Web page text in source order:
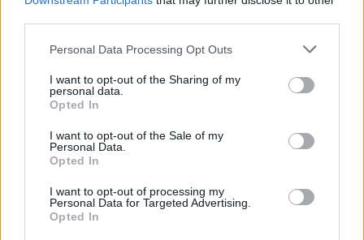
Please note that this website/app uses one or more Google
not limited to your visit or usage behaviour. You may click to
grant or deny consent to Google and its third-party tags to
use your data for below specified purposes in below Google
consent section.
Personal Data Processing Opt Outs
I want to opt-out of the Sharing of my
personal data.
Opted In
I want to opt-out of the Sale of my
Personal Data.
Opted In
I want to opt-out of processing my
Personal Data for Targeted Advertising.
Opted In
INTERNET